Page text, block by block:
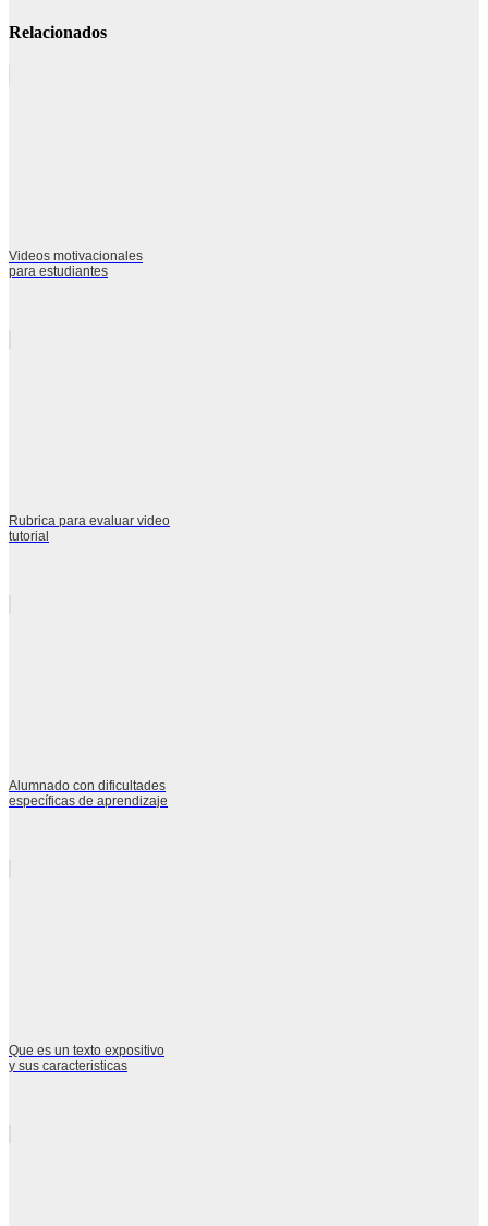
Relacionados
Videos motivacionales
para estudiantes
Rubrica para evaluar video
tutorial
Alumnado con dificultades
específicas de aprendizaje
Que es un texto expositivo
y sus caracteristicas